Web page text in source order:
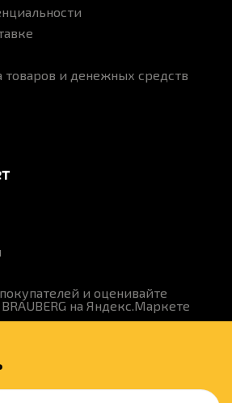
товаров и денежных средств